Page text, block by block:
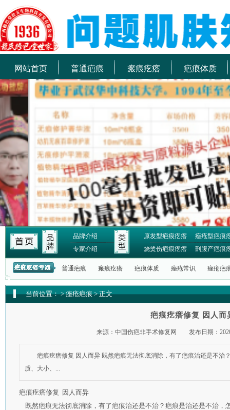
网站首页 普通疤痕 瘢痕疙瘩 疤痕体质
品牌介绍
专家介绍
原发型疤痕疙瘩
痤疮型疤痕
烧烫伤疤痕疙瘩
剖腹产疤痕
普通疤痕 瘢痕疙瘩 疤痕体质 痤疮常识 痤疮疤
当前位置：>痤疮疤痕> 正文
疤痕疙瘩修复 因人而
来源：中国伤疤非手术修复网 发布日期：
疤痕疙瘩修复 因人而异 既然疤痕无法彻底消除，有了疤痕治还是不治
质、大小、...
疤痕疙瘩修复 因人而异
既然疤痕无法彻底消除，有了疤痕治还是不治？疤痕是治还是不治，